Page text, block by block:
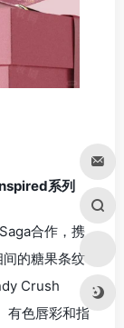
系列
合作，携
的糖果条纹
Crush
有色唇彩和指